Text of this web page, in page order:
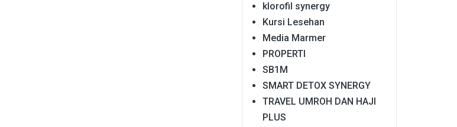
klorofil synergy
Kursi Lesehan
Media Marmer
PROPERTI
SB1M
SMART DETOX SYNERGY
TRAVEL UMROH DAN HAJI
PLUS